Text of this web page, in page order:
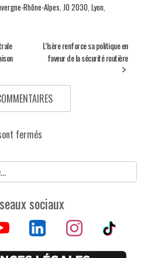
Rhône-Alpes JO 2030 Lyon
L’Isère renforce sa politique en
faveur de la sécurité routière
fermés
sociaux